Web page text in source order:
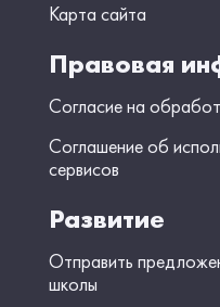
Карта сайта
Правовая
Согласие на
Соглашение об
сервисов
Развитие
Отправить
школы